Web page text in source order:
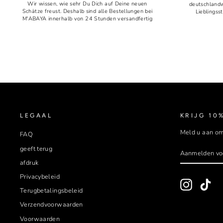
Wir wissen, wie sehr Du Dich auf Deine neuen
Schätze freust. Deshalb sind alle Bestellungen bei
M'ABAYA innerhalb von 24 Stunden versandfertig
LEGAAL
FAQ
geeft terug
afdruk
Privacybeleid
Terugbetalingsbeleid
Verzendvoorwaarden
Voorwaarden
KRIJG
Meld u aan
VOOR
OP
Instagram